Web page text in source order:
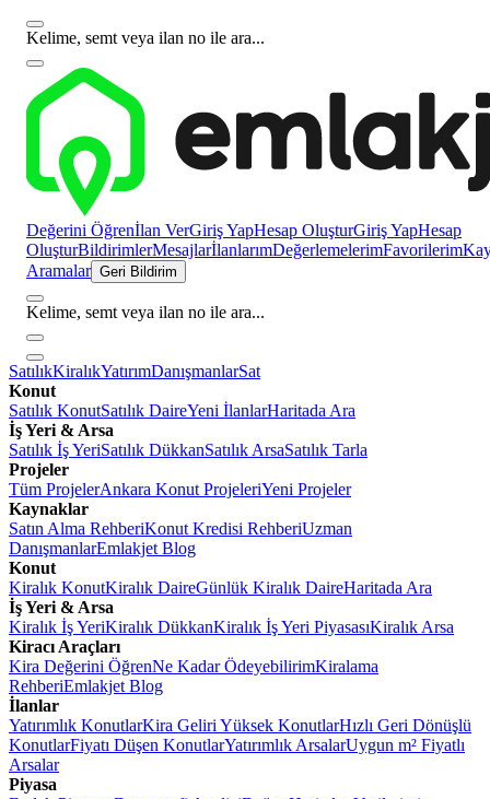
Kelime, semt veya ilan no ile ara...
Değerini Öğrenİlan VerGiriş YapHesap OluşturGiriş YapHesap
OluşturBildirimlerMesajlarİlanlarımDeğerlemelerimFavorilerim
Aramalar Geri Bildirim
Kelime, semt veya ilan no ile ara...
SatılıkKiralıkYatırımDanışmanlarSat
Konut
Satılık KonutSatılık DaireYeni İlanlarHaritada Ara
İş Yeri & Arsa
Satılık İş YeriSatılık DükkanSatılık ArsaSatılık Tarla
Projeler
Tüm ProjelerAnkara Konut ProjeleriYeni Projeler
Kaynaklar
Satın Alma RehberiKonut Kredisi RehberiUzman
DanışmanlarEmlakjet Blog
Konut
Kiralık KonutKiralık DaireGünlük Kiralık DaireHaritada Ara
İş Yeri & Arsa
Kiralık İş YeriKiralık DükkanKiralık İş Yeri PiyasasıKiralık Arsa
Kiracı Araçları
Kira Değerini ÖğrenNe Kadar ÖdeyebilirimKiralama
RehberiEmlakjet Blog
İlanlar
Yatırımlık KonutlarKira Geliri Yüksek KonutlarHızlı Geri Dönüşlü
KonutlarFiyatı Düşen KonutlarYatırımlık ArsalarUygun m² Fiyatlı
Arsalar
Piyasa